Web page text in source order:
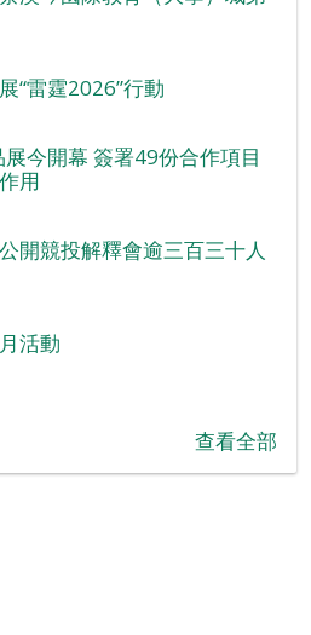
“雷霆2026”行動
今開幕 簽署49份合作項目
用
開競投解釋會逾三百三十人
活動
查看全部